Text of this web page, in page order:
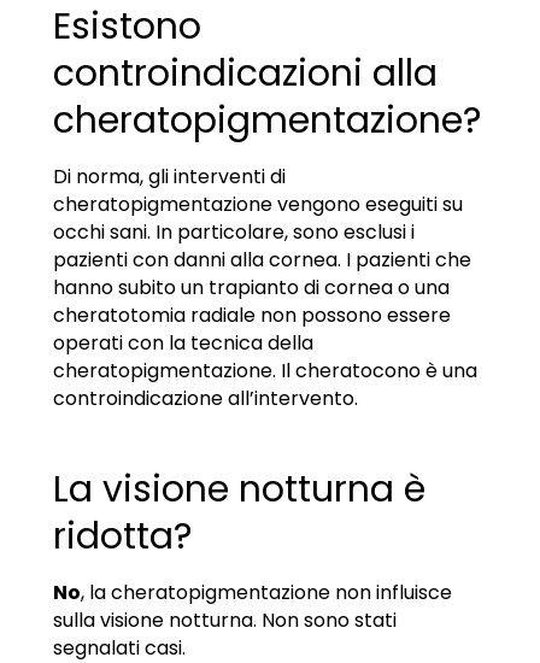
Esistono
controindicazioni alla
cheratopigmentazione?
Di norma, gli interventi di
cheratopigmentazione vengono eseguiti su
occhi sani. In particolare, sono esclusi i
pazienti con danni alla cornea. I pazienti che
hanno subito un trapianto di cornea o una
cheratotomia radiale non possono essere
operati con la tecnica della
cheratopigmentazione. Il cheratocono è una
controindicazione all’intervento.
La visione notturna è
ridotta?
No, la cheratopigmentazione non influisce
sulla visione notturna. Non sono stati
segnalati casi.